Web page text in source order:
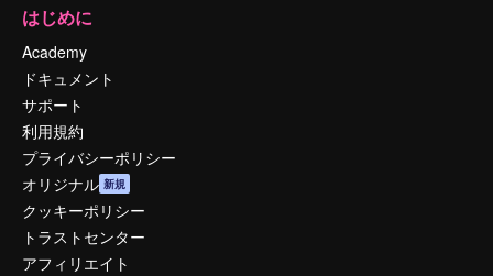
はじめに
Academy
ドキュメント
サポート
利用規約
プライバシーポリシー
オリジナル 新規
クッキーポリシー
トラストセンター
アフィリエイト